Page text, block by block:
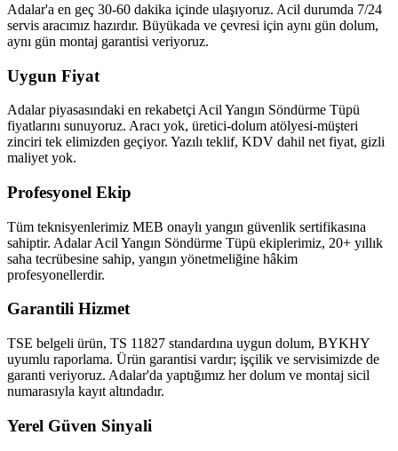
Adalar'a en geç 30-60 dakika içinde ulaşıyoruz. Acil durumda 7/24
servis aracımız hazırdır. Büyükada ve çevresi için aynı gün dolum,
aynı gün montaj garantisi veriyoruz.
Uygun Fiyat
Adalar piyasasındaki en rekabetçi Acil Yangın Söndürme Tüpü
fiyatlarını sunuyoruz. Aracı yok, üretici-dolum atölyesi-müşteri
zinciri tek elimizden geçiyor. Yazılı teklif, KDV dahil net fiyat, gizli
maliyet yok.
Profesyonel Ekip
Tüm teknisyenlerimiz MEB onaylı yangın güvenlik sertifikasına
sahiptir. Adalar Acil Yangın Söndürme Tüpü ekiplerimiz, 20+ yıllık
saha tecrübesine sahip, yangın yönetmeliğine hâkim
profesyonellerdir.
Garantili Hizmet
TSE belgeli ürün, TS 11827 standardına uygun dolum, BYKHY
uyumlu raporlama. Ürün garantisi vardır; işçilik ve servisimizde de
garanti veriyoruz. Adalar'da yaptığımız her dolum ve montaj sicil
numarasıyla kayıt altındadır.
Yerel Güven Sinyali